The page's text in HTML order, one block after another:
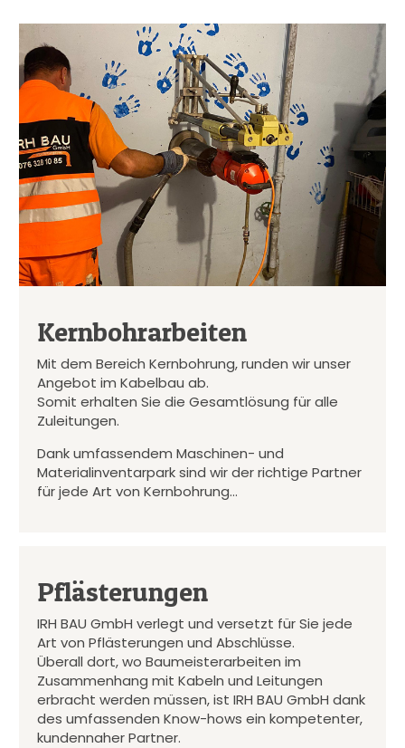
Kernbohrarbeiten
Mit dem Bereich Kernbohrung, runden wir unser
Angebot im Kabelbau ab.
Somit erhalten Sie die Gesamtlösung für alle
Zuleitungen.
Dank umfassendem Maschinen- und
Materialinventarpark sind wir der richtige Partner
für jede Art von Kernbohrung…
Pflästerungen
IRH BAU GmbH verlegt und versetzt für Sie jede
Art von Pflästerungen und Abschlüsse.
Überall dort, wo Baumeisterarbeiten im
Zusammenhang mit Kabeln und Leitungen
erbracht werden müssen, ist IRH BAU GmbH dank
des umfassenden Know-hows ein kompetenter,
kundennaher Partner.